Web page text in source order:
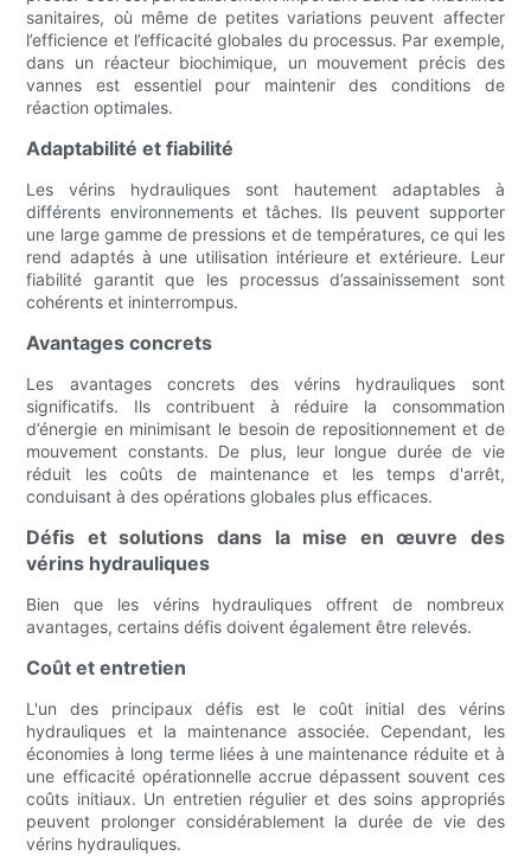
sanitaires, où même de petites variations peuvent affecter
l’efficience et l’efficacité globales du processus. Par exemple,
dans un réacteur biochimique, un mouvement précis des
vannes est essentiel pour maintenir des conditions de
réaction optimales.
Adaptabilité et fiabilité
Les vérins hydrauliques sont hautement adaptables à
différents environnements et tâches. Ils peuvent supporter
une large gamme de pressions et de températures, ce qui les
rend adaptés à une utilisation intérieure et extérieure. Leur
fiabilité garantit que les processus d’assainissement sont
cohérents et ininterrompus.
Avantages concrets
Les avantages concrets des vérins hydrauliques sont
significatifs. Ils contribuent à réduire la consommation
d’énergie en minimisant le besoin de repositionnement et de
mouvement constants. De plus, leur longue durée de vie
réduit les coûts de maintenance et les temps d'arrêt,
conduisant à des opérations globales plus efficaces.
Défis et solutions dans la mise en œuvre des
vérins hydrauliques
Bien que les vérins hydrauliques offrent de nombreux
avantages, certains défis doivent également être relevés.
Coût et entretien
L'un des principaux défis est le coût initial des vérins
hydrauliques et la maintenance associée. Cependant, les
économies à long terme liées à une maintenance réduite et à
une efficacité opérationnelle accrue dépassent souvent ces
coûts initiaux. Un entretien régulier et des soins appropriés
peuvent prolonger considérablement la durée de vie des
vérins hydrauliques.